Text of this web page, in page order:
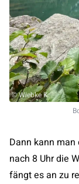
© Wiebke K.
Dann kann
nach 8 Uhr die
fängt es an zu